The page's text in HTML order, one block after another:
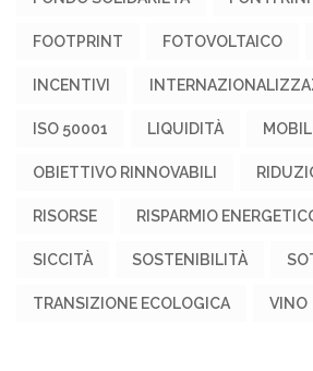
FOOTPRINT FOTOVOLTAICO
INCENTIVI
ISO 50001 LIQUIDITÀ
OBIETTIVO RINNOVABILI
RISORSE RISPARMIO
SICCITÀ SOSTENIBILITÀ
TRANSIZIONE ECOLOGICA VINO